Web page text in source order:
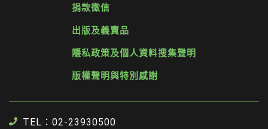
捐款徵信
出版及義賣品
隱私政策及個人資料搜集聲明
版權聲明與特別感謝
TEL：02-23930500